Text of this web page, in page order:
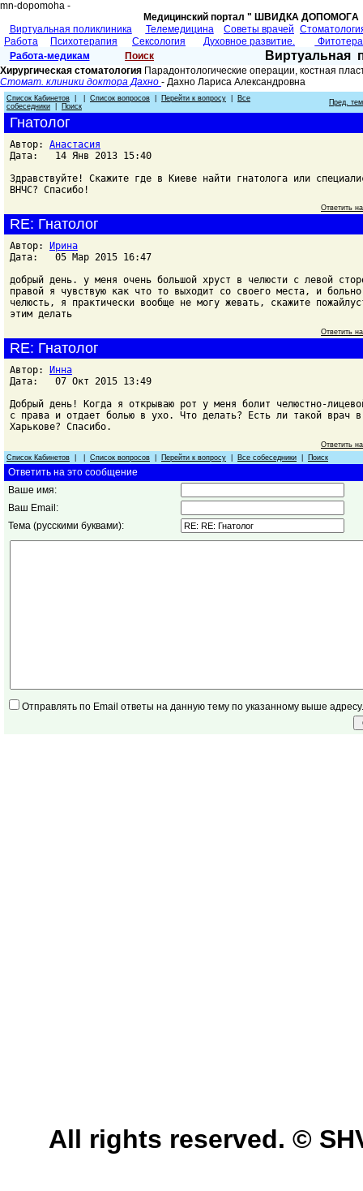
mn-dopomoha -
Медицинский портал " ШВИДКА
Виртуальная поликлиника
Телемедицина Советы врачей
Работа
Психотерапия Сексология Духовное развитие.
Работа-медикам
Поиск Виртуальная
Хирургическая стоматология Парадонтологические операции, костная
Стомат. клиники доктора Дахно - Дахно Лариса Александровна
Список Кабинетов Список вопросов Перейти к вопросу
Все
собеседники
Поиск Пред.
Гнатолог
Автор: Анастасия
Дата: 14 Янв 2013 15:40
Здравствуйте! Скажите где в Киеве найти гнатолога или
ВНЧС? Спасибо!
Ответить
RE: Гнатолог
Автор:
Ирина
Дата: 05 Мар 2015 16:47
добрый день. у меня очень большой хруст в челюсти с левой
правой я чувствую как что то выходит со своего места, и больно
челюсть, я практически вообще не могу жевать, скажите
этим делать
Ответить
RE: Гнатолог
Автор:
Инна
Дата: 07 Окт 2015 13:49
Добрый день! Когда я открываю рот у меня болит челюстно-
с права и отдает болью в ухо. Что делать? Есть ли такой врач в
Харькове? Спасибо.
Ответить
Список Кабинетов
Список вопросов Перейти к вопросу Все собеседники Поиск
Ответить на это сообщение
Ваше имя:
Ваш Email:
Тема (русскими буквами):
Отправлять по Email ответы на данную тему по указанному выше адресу.
All rights reserved. ©